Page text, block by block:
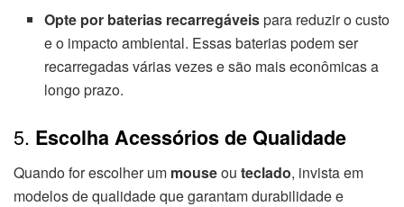
Opte por baterias recarregáveispara reduzir o custo
e o impacto ambiental. Essas baterias podem ser
recarregadas várias vezes e são mais econômicas a
longo prazo.
5. Escolha Acessórios de Qualidade
Quando for escolher um mouseou teclado, invista em
modelos de qualidade que garantam durabilidade e